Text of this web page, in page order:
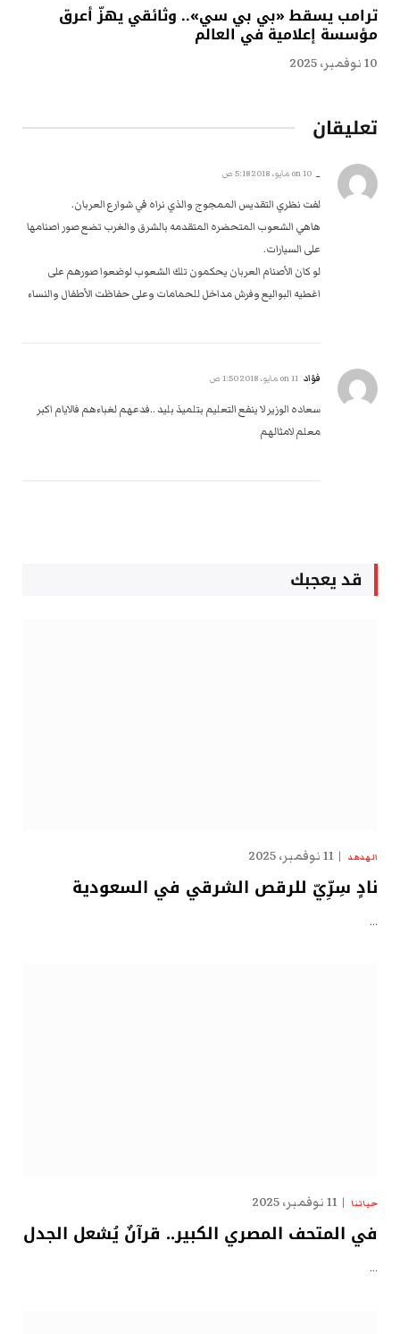
ترامب يسقط «بي بي سي».. وثائقي يهزّ أعرق
مؤسسة إعلامية في العالم
10 نوفمبر، 2025
تعليقان
_ 10 مايو، 2018 5:18 ص
لفت نظري التقديس الممجوج والذي نراه في شوارع العربان.
هاهي الشعوب المتحضره المتقدمه بالشرق والغرب تضع صور اصنامها
على السيارات.
لو كان الأصنام العربان يحكمون تلك الشعوب لوضعوا صورهم على
اغطيه البواليع وفرش مداخل للحمامات وعلى حفاظت الأطفال والنساء
فؤاد 11 مايو، 2018 1:50 ص
سعاده الوزير لا ينفع التعليم بتلميذ بليد ..فدعهم لغباءهم فالايام اكبر
معلم لامثالهم
قد يعجبك
الهدهد 11 نوفمبر، 2025
نادٍ سِرِّيّ للرقص الشرقي في السعودية
…
حياتنا 11 نوفمبر، 2025
في المتحف المصري الكبير.. قرآنٌ يُشعل الجدل
…